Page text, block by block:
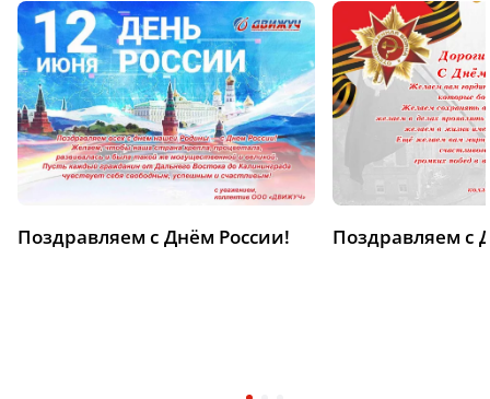
Поздравляем с Днём России! Поздравляем с